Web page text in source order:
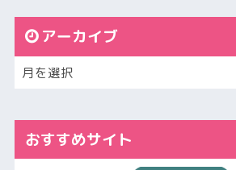
アーカイブ
おすすめサイト